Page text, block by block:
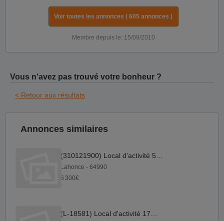
Voir toutes les annonces ( 605 annonces )
Membre depuis le: 15/09/2010
Vous n'avez pas trouvé votre bonheur ?
< Retour aux résultats
Annonces similaires
Lahonce - 64990
6 300€